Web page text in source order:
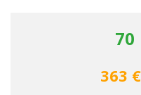
70
363 €